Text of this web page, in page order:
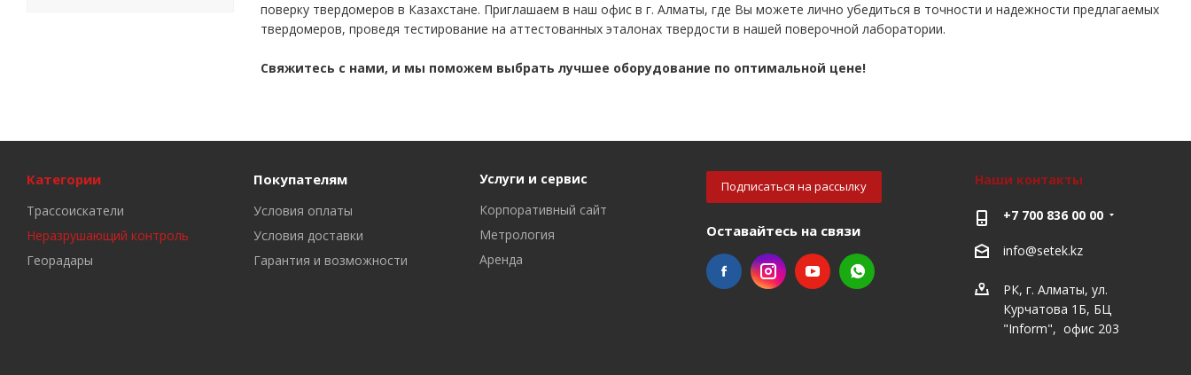
поверку твердомеров в Казахстане. Приглашаем в наш офис в г. Алматы, где Вы можете лично убедиться в точности и надежности предлагаемых
твердомеров, проведя тестирование на аттестованных эталонах твердости в нашей поверочной лаборатории.
Свяжитесь с нами, и мы поможем выбрать лучшее оборудование по оптимальной цене!
Категории
Трассоискатели
Неразрушающий контроль
Георадары
Покупателям
Условия оплаты
Условия доставки
Гарантия и возможности
Услуги и сервис
Корпоративный сайт
Метрология
Аренда
Подписаться на рассылку
Оставайтесь на связи
Наши контакты
+7 700 836 00 00
info@setek.kz
РК, г. Алматы, ул.
Курчатова 1Б, БЦ
"Inform", офис 203